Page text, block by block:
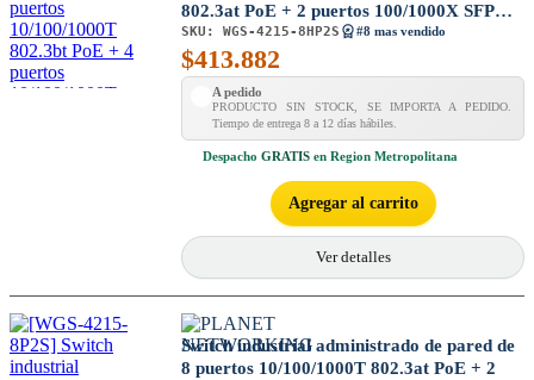
802.3at PoE + 2 puertos 100/1000X SFP
administrado de montaje en pared
SKU: WGS-4215-8HP2S #8 mas vendido
$413.882
A pedido
PRODUCTO SIN STOCK, SE IMPORTA A PEDIDO.
Tiempo de entrega 8 a 12 días hábiles.
Despacho GRATIS en Region Metropolitana
Agregar al carrito
Ver detalles
Switch industrial administrado de pared de
8 puertos 10/100/1000T 802.3at PoE + 2